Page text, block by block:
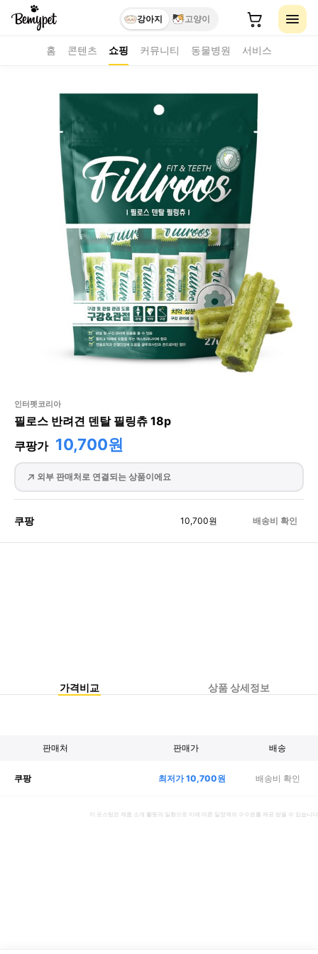
강아지 고양이
홈 콘텐츠 쇼핑 커뮤니티 동물병원 서비스
인터펫코리아
필로스 반려견 덴탈 필링츄 18p
쿠팡가 10,700원
외부 판매처로 연결되는 상품이에요
쿠팡 10,700원 배송비 확인
가격비교 상품 상세정보
판매처 판매가 배송
쿠팡 최저가10,700원 배송비 확인
이 포스팅은 제품 소개 활동의 일환으로 이에 따른 일정액의 수수료를 제공 받을 수 있습니다